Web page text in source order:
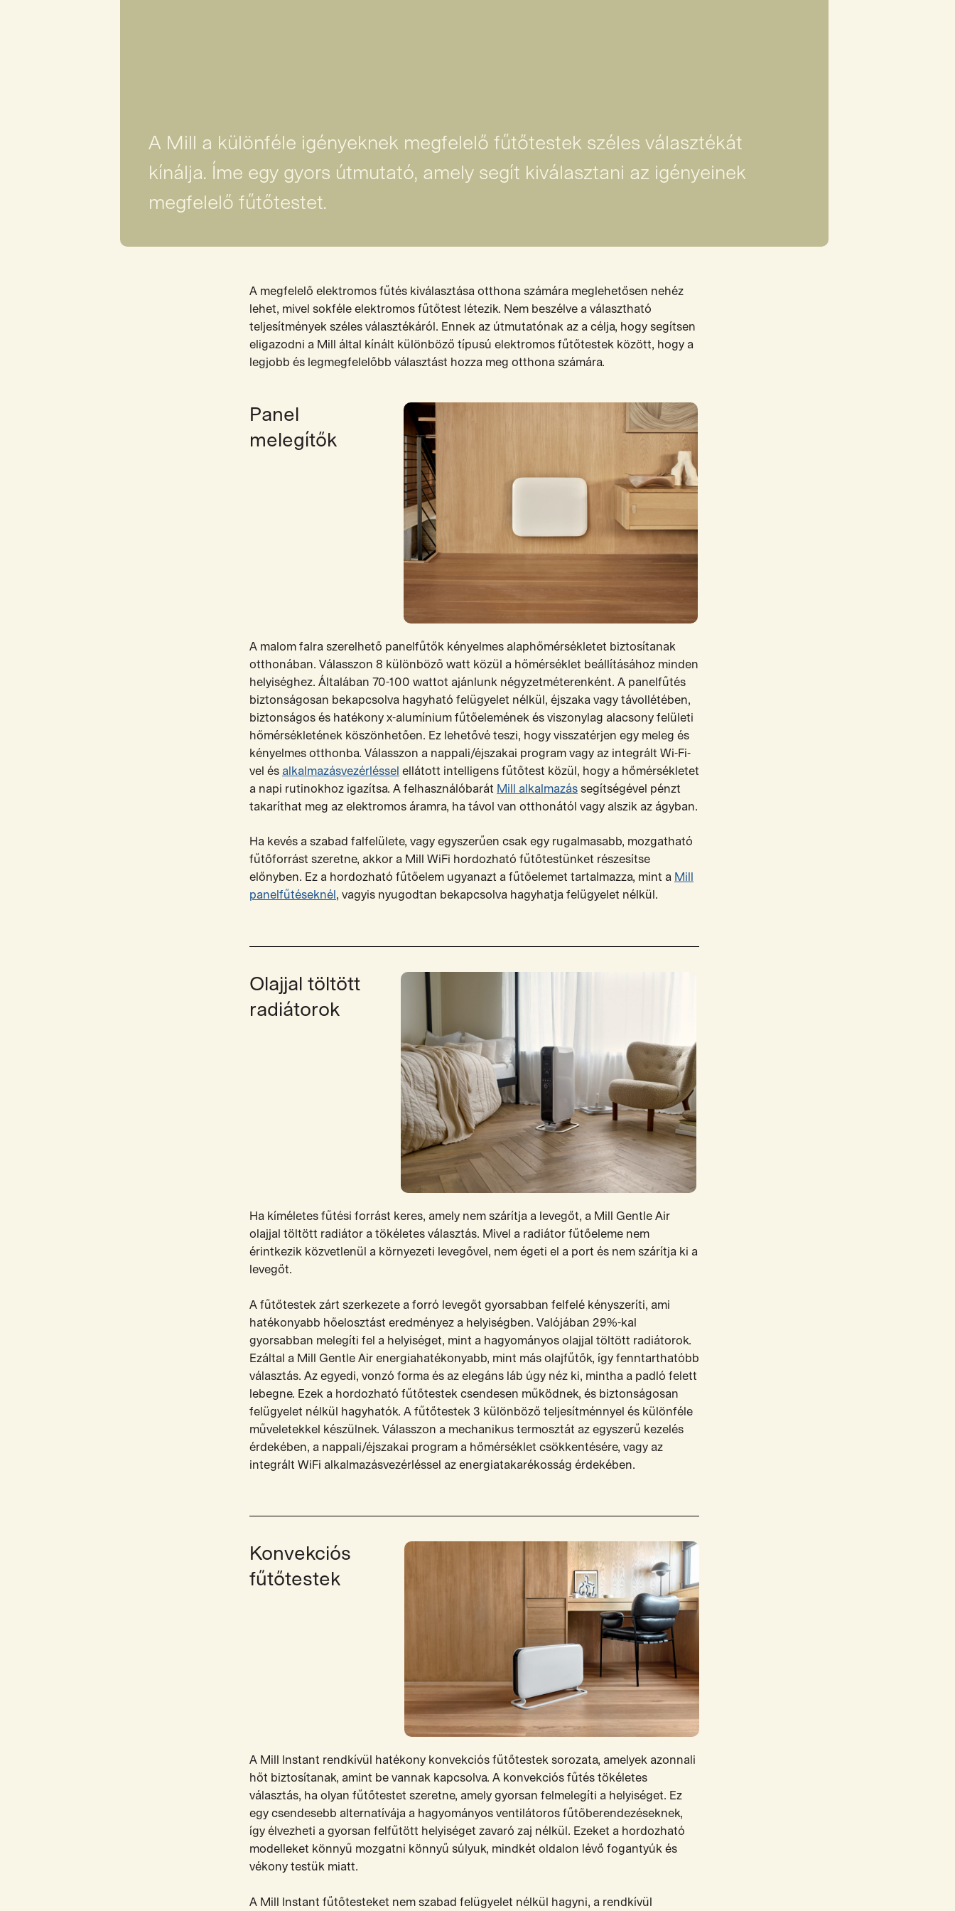
A Mill a különféle igényeknek megfelelő fűtőtestek széles választékát
kínálja. Íme egy gyors útmutató, amely segít kiválasztani az igényeinek
megfelelő fűtőtestet.
A megfelelő elektromos fűtés kiválasztása otthona számára meglehetősen nehéz
lehet, mivel sokféle elektromos fűtőtest létezik. Nem beszélve a választható
teljesítmények széles választékáról. Ennek az útmutatónak az a célja, hogy segítsen
eligazodni a Mill által kínált különböző típusú elektromos fűtőtestek között, hogy a
legjobb és legmegfelelőbb választást hozza meg otthona számára.
Panel
melegítők
A malom falra szerelhető panelfűtők kényelmes alaphőmérsékletet biztosítanak
otthonában. Válasszon 8 különböző watt közül a hőmérséklet beállításához minden
helyiséghez. Általában 70-100 wattot ajánlunk négyzetméterenként. A panelfűtés
biztonságosan bekapcsolva hagyható felügyelet nélkül, éjszaka vagy távollétében,
biztonságos és hatékony x-alumínium fűtőelemének és viszonylag alacsony felületi
hőmérsékletének köszönhetően. Ez lehetővé teszi, hogy visszatérjen egy meleg és
kényelmes otthonba. Válasszon a nappali/éjszakai program vagy az integrált Wi-Fi-
vel és alkalmazásvezérléssel ellátott intelligens fűtőtest közül, hogy a hőmérsékletet
a napi rutinokhoz igazítsa. A felhasználóbarát Mill alkalmazás segítségével pénzt
takaríthat meg az elektromos áramra, ha távol van otthonától vagy alszik az ágyban.
Ha kevés a szabad falfelülete, vagy egyszerűen csak egy rugalmasabb, mozgatható
fűtőforrást szeretne, akkor a Mill WiFi hordozható fűtőtestünket részesítse
előnyben. Ez a hordozható fűtőelem ugyanazt a fűtőelemet tartalmazza, mint a Mill
panelfűtéseknél , vagyis nyugodtan bekapcsolva hagyhatja felügyelet nélkül.
Olajjal töltött
radiátorok
Ha kíméletes fűtési forrást keres, amely nem szárítja a levegőt, a Mill Gentle Air
olajjal töltött radiátor a tökéletes választás. Mivel a radiátor fűtőeleme nem
érintkezik közvetlenül a környezeti levegővel, nem égeti el a port és nem szárítja ki a
levegőt.
A fűtőtestek zárt szerkezete a forró levegőt gyorsabban felfelé kényszeríti, ami
hatékonyabb hőelosztást eredményez a helyiségben. Valójában 29%-kal
gyorsabban melegíti fel a helyiséget, mint a hagyományos olajjal töltött radiátorok.
Ezáltal a Mill Gentle Air energiahatékonyabb, mint más olajfűtők, így fenntarthatóbb
választás. Az egyedi, vonzó forma és az elegáns láb úgy néz ki, mintha a padló felett
lebegne. Ezek a hordozható fűtőtestek csendesen működnek, és biztonságosan
felügyelet nélkül hagyhatók. A fűtőtestek 3 különböző teljesítménnyel és különféle
műveletekkel készülnek. Válasszon a mechanikus termosztát az egyszerű kezelés
érdekében, a nappali/éjszakai program a hőmérséklet csökkentésére, vagy az
integrált WiFi alkalmazásvezérléssel az energiatakarékosság érdekében.
Konvekciós
fűtőtestek
A Mill Instant rendkívül hatékony konvekciós fűtőtestek sorozata, amelyek azonnali
hőt biztosítanak, amint be vannak kapcsolva. A konvekciós fűtés tökéletes
választás, ha olyan fűtőtestet szeretne, amely gyorsan felmelegíti a helyiséget. Ez
egy csendesebb alternatívája a hagyományos ventilátoros fűtőberendezéseknek,
így élvezheti a gyorsan felfűtött helyiséget zavaró zaj nélkül. Ezeket a hordozható
modelleket könnyű mozgatni könnyű súlyuk, mindkét oldalon lévő fogantyúk és
vékony testük miatt.
A Mill Instant fűtőtesteket nem szabad felügyelet nélkül hagyni, a rendkívül